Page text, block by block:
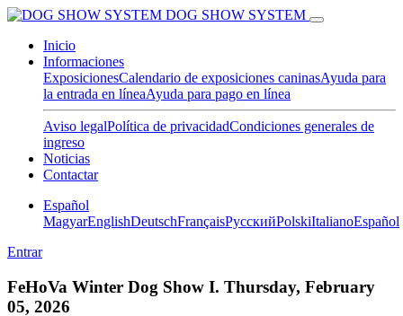
DOG SHOW SYSTEM
Inicio
Informaciones
ExposicionesCalendario de exposiciones caninasAyuda para
la entrada en líneaAyuda para pago en línea
Aviso legalPolítica de privacidadCondiciones generales de
ingreso
Noticias
Contactar
Español
MagyarEnglishDeutschFrançaisPусскийPolskiItalianoEspañol
Entrar
FeHoVa Winter Dog Show I. Thursday, February
05, 2026